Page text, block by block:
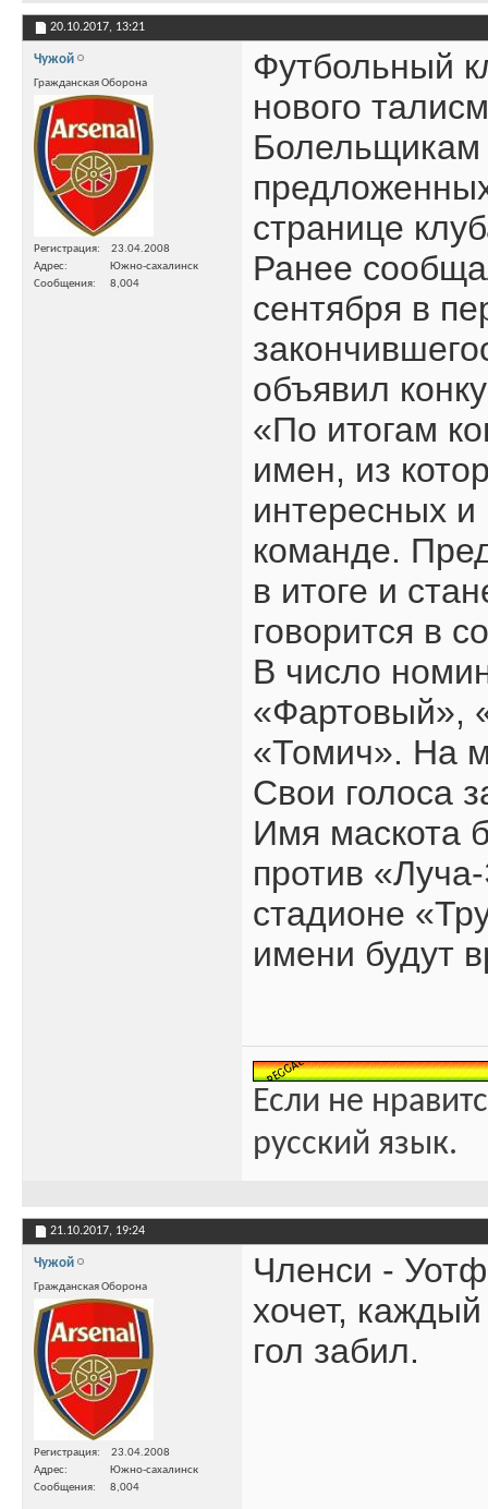
20.10.2017, 13:21
Чужой
Гражданская Оборона
Регистрация
23.04.2008
Адрес
Южно-сахалинск
Сообщения
8,004
Футбольный
нового
Болельщикам
странице
Ранее
сентября в
объявил
«По итогам
имен, из
интересных
команде.
в итоге и
говорится в
В число
«Фартовый»,
«Томич». На
Свои голоса
Имя маскота
против
стадионе
имени будут
Если не
русский язык.
21.10.2017, 19:24
Чужой
Гражданская Оборона
Регистрация
23.04.2008
Адрес
Южно-сахалинск
Сообщения
8,004
Членси -
хочет,
гол забил.